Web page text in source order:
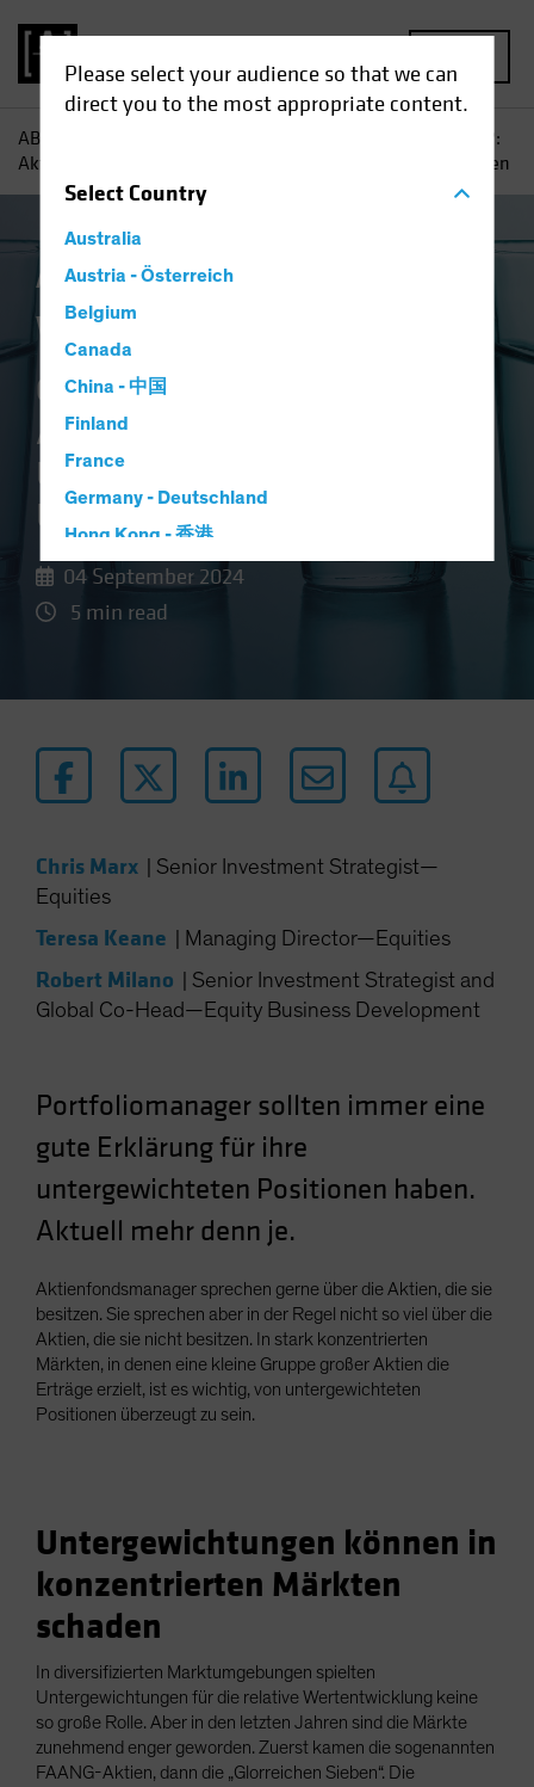
Please select your audience so that we can
direct you to the most appropriate content.
SelectCountry
Australia
Austria - Österreich
Belgium
Canada
China - 中国
Finland
France
Germany - Deutschland
Hong Kong - 香港
Hungary
Iceland
Luxembourg and Other EMEA
Netherlands
Norway
Other Asia-Pacific
Poland
Portugal
Singapore
Taiwan - 台灣
UK
US (Non-US Citizens/NRC)
AB
Warum halten Sie das nicht?:
Aktienanleger brauchen Überzeugung bei Untergewichtungen
Aktiv und Passiv Aktien
Warum halten Sie
das nicht?
Aktienanleger brauchen
Überzeugung bei
Untergewichtungen
04 September 2024
5 min read
Chris Marx
Senior Investment Strategist—
Equities
Teresa Keane Managing Director—Equities
Robert Milano
Senior Investment Strategist and
Global Co-Head—Equity Business Development
Portfoliomanager sollten immer eine
gute Erklärung für ihre
untergewichteten Positionen haben.
Aktuell mehr denn je.
Aktienfondsmanager sprechen gerne über die Aktien, die sie
besitzen. Sie sprechen aber in der Regel nicht so viel über die
Aktien, die sie nicht besitzen. In stark konzentrierten
Märkten, in denen eine kleine Gruppe großer Aktien die
Erträge erzielt, ist es wichtig, von untergewichteten
Positionen überzeugt zu sein.
Untergewichtungen können in
konzentrierten Märkten
schaden
In diversifizierten Marktumgebungen spielten
Untergewichtungen für die relative Wertentwicklung keine
so große Rolle. Aber in den letzten Jahren sind die Märkte
zunehmend enger geworden. Zuerst kamen die sogenannten
FAANG-Aktien, dann die „Glorreichen Sieben“. Die